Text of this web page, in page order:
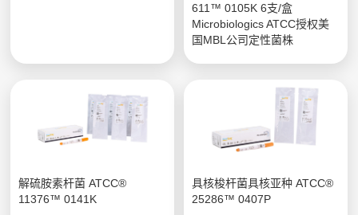
611™ 0105K 6支/盒
Microbiologics ATCC授权美
国MBL公司定性菌株
解硫胺素杆菌 ATCC®
11376™ 0141K
具核梭杆菌具核亚种 ATCC®
25286™ 0407P